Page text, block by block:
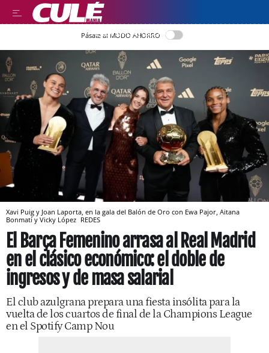
LEER EN CASTELLANO
Pásate al MODO AHORRO
Xavi Puig y Joan Laporta, en la gala del Balón de Oro con Ewa Pajor, Aitana
Bonmatí y Vicky López REDES
El Barça Femenino arrasa al Real Madrid
en el clásico económico: el doble de
ingresos y de masa salarial
El club azulgrana prepara una fiesta insólita para la
vuelta de los cuartos de final de la Champions League
en el Spotify Camp Nou